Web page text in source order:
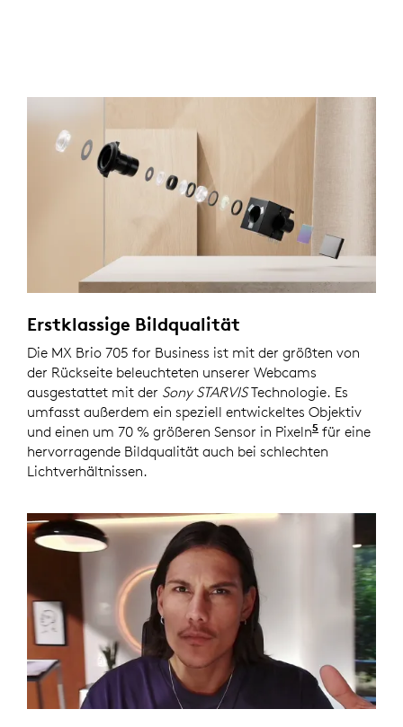
Erstklassige Bildqualität
Die MX Brio 705 for Business ist mit der größten von
der Rückseite beleuchteten unserer Webcams
ausgestattet mit der Sony STARVISTechnologie. Es
umfasst außerdem ein speziell entwickeltes Objektiv
und einen um 70 % größeren Sensor in Pixeln5 im
für eine
hervorragende Bildqualität auch bei schlechten
Lichtverhältnissen.